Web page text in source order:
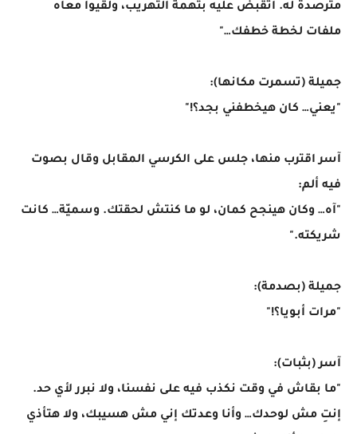
مترصدة له. اتقبض عليه بتهمة التهريب، ولقيوا معاه
ملفات لخطة خطفك…"
جميلة (تسمرت مكانها):
"يعني… كان هيخطفني بجد؟!"
آسر اقترب منها، جلس على الكرسي المقابل وقال بصوت
فيه ألم:
"آه… وكان هينجح كمان، لو ما كنتش لحقتك. وسميّة… كانت
شريكته."
جميلة (بصدمة):
"مرات أبويا؟!"
آسر (بثبات):
"ما بقاش في وقت نكذب فيه على نفسنا، ولا نبرر لأي حد.
إنتِ مش لوحدك… وأنا وعدتك إني مش هسيبك، ولا هتأذي